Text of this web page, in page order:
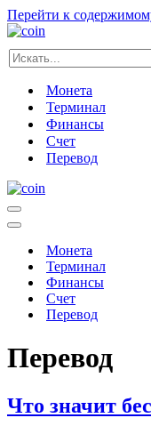
Перейти к
Искать...
Монета
Терминал
Финансы
Счет
Перевод
Меню
навигации
Меню
навигацииМонета
Терминал
Финансы
Счет
Перевод
Перевод
Что значит